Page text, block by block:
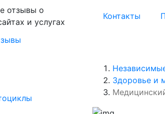
отзывы о
и услугах
Контакты
Здоровье и